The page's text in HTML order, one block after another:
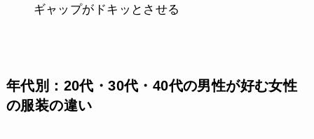
ギャップがドキッとさせる
年代別：20代・30代・40代の男性が好む女性
の服装の違い